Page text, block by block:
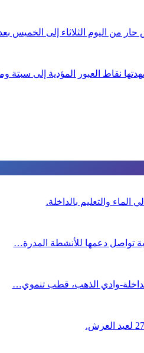
من اليوم الثلاثاء إلى الخميس
نقاط العبور المؤدية إلى سبتة
والتعليم بالداخلة.
تواصل دعمها للأنشطة المدرة…
وادي الذهب، قطب تنموي…